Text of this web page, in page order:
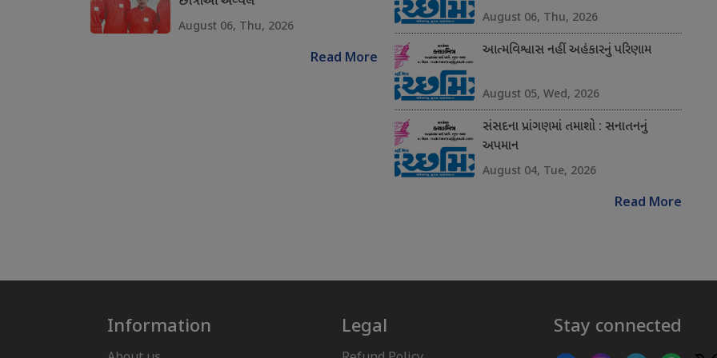
August 06, Thu, 2026
Read More
August 06, Thu, 2026
આત્મવિશ્વાસ નહીં અહંકારનું પરિણામ
August 05, Wed, 2026
સંસદના પ્રાંગણમાં તમાશો : સનાતનનું
અપમાન
August 04, Tue, 2026
Read More
Information Legal Stay connected